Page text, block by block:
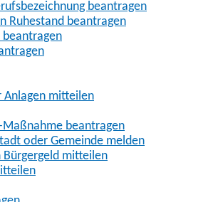
beantragen
Ruhestand beantragen
beantragen
Anlagen mitteilen
Maßnahme beantragen
oder Gemeinde melden
Bürgergeld mitteilen